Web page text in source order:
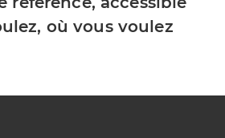
où vous voulez